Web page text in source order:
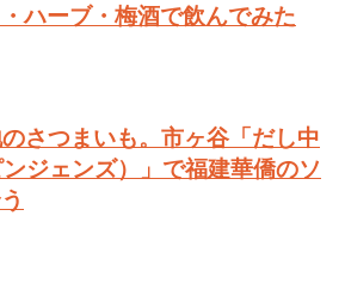
ハーブ・梅酒で飲んでみた
さつまいも。市ヶ谷「だし中
ンジェンズ）」で福建華僑のソ